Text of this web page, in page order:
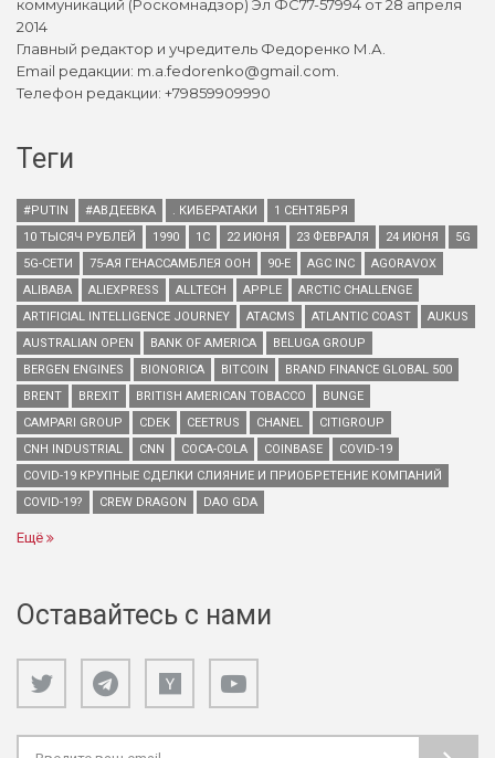
коммуникаций (Роскомнадзор) Эл ФС77-57994 от 28 апреля
2014
Главный редактор и учредитель Федоренко М.А.
Email редакции: m.a.fedorenko@gmail.com.
Телефон редакции: +79859909990
Теги
#PUTIN #АВДЕЕВКА . КИБЕРАТАКИ
1 СЕНТЯБРЯ
10 ТЫСЯЧ РУБЛЕЙ
1990 1С 22 ИЮНЯ 23 ФЕВРАЛЯ 24 ИЮНЯ
5G
5G-СЕТИ
75-АЯ ГЕНАССАМБЛЕЯ ООН 90-Е AGC INC
AGORAVOX
ALIBABA
ALIEXPRESS ALLTECH APPLE
ARCTIC CHALLENGE
ARTIFICIAL INTELLIGENCE JOURNEY
ATACMS ATLANTIC COAST
AUKUS
AUSTRALIAN OPEN
BANK OF AMERICA
BELUGA GROUP
BERGEN ENGINES
BIONORICA BITCOIN
BRAND FINANCE GLOBAL 500
BRENT
BREXIT BRITISH AMERICAN TOBACCO
BUNGE
CAMPARI GROUP
CDEK CEETRUS CHANEL
CITIGROUP
CNH INDUSTRIAL
CNN COCA-COLA COINBASE
COVID-19
COVID-19 КРУПНЫЕ СДЕЛКИ СЛИЯНИЕ И ПРИОБРЕТЕНИЕ КОМПАНИЙ
COVID-19?
CREW DRAGON DAO GDA
Ещё
Оставайтесь с нами